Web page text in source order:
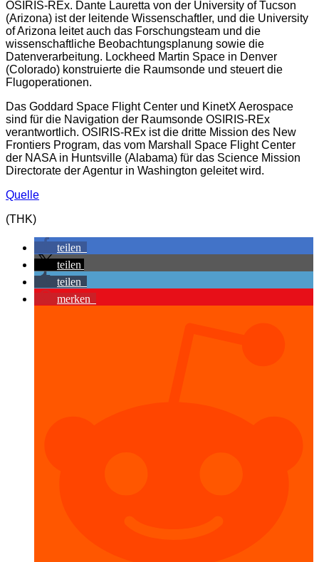
OSIRIS-REx. Dante Lauretta von der University of Tucson
(Arizona) ist der leitende Wissenschaftler, und die University
of Arizona leitet auch das Forschungsteam und die
wissenschaftliche Beobachtungsplanung sowie die
Datenverarbeitung. Lockheed Martin Space in Denver
(Colorado) konstruierte die Raumsonde und steuert die
Flugoperationen.
Das Goddard Space Flight Center und KinetX Aerospace
sind für die Navigation der Raumsonde OSIRIS-REx
verantwortlich. OSIRIS-REx ist die dritte Mission des New
Frontiers Program, das vom Marshall Space Flight Center
der NASA in Huntsville (Alabama) für das Science Mission
Directorate der Agentur in Washington geleitet wird.
Quelle
(THK)
teilen
teilen
teilen
merken